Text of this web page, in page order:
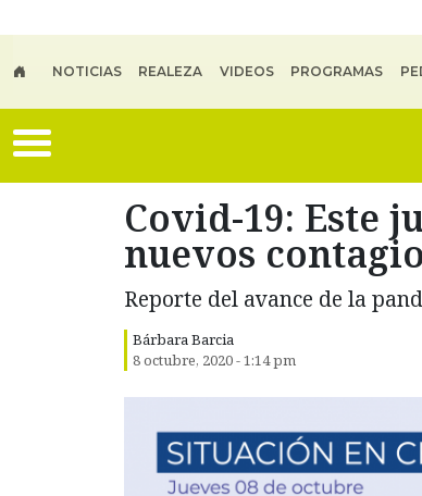
NOTICIAS REALEZA VIDEOS PROGRAMAS
Covid-19: Este
nuevos
Reporte del avance de la
Bárbara Barcia
8 octubre, 2020 - 1:14 pm